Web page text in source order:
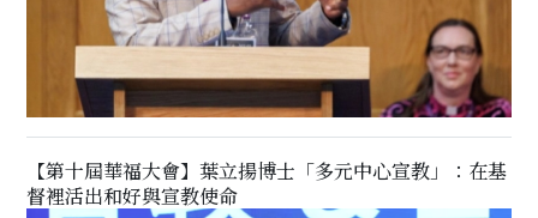
【第十屆華福大會】葉立揚博士「多元中心宣教」：在基
督裡活出和好與宣教使命